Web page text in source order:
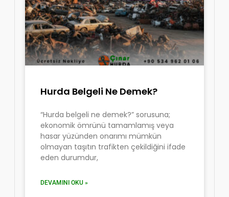
Hurda Belgeli Ne Demek?
“Hurda belgeli ne demek?” sorusuna;
ekonomik ömrünü tamamlamış veya
hasar yüzünden onarımı mümkün
olmayan taşıtın trafikten çekildiğini ifade
eden durumdur,
DEVAMINI OKU »